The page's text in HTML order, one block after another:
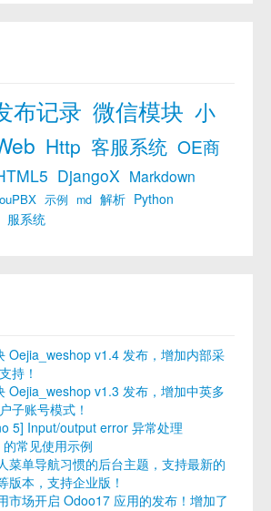
布记录 微信模块 小
Http 客服系统 OE商
DjangoX Markdown
示例 md 解析 Python
服系统
Oejia_weshop v1.4 发布，增加内部采
持！
Oejia_weshop v1.3 发布，增加中英多
子账号模式！
5] Input/output error 异常处理
常见使用示例
菜单导航习惯的后台主题，支持最新的
版本，支持企业版！
市场开启 Odoo17 应用的发布！增加了